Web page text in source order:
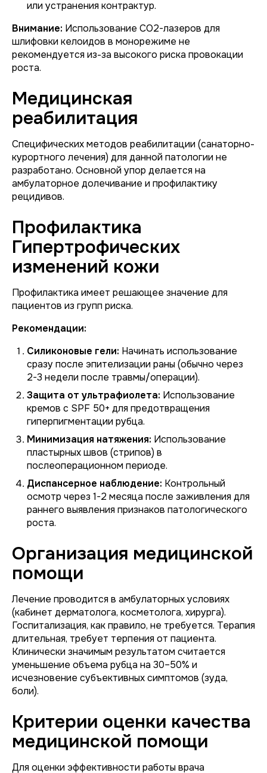
или устранения контрактур.
Внимание: Использование CO2-лазеров для
шлифовки келоидов в монорежиме не
рекомендуется из-за высокого риска провокации
роста.
Медицинская
реабилитация
Специфических методов реабилитации (санаторно-
курортного лечения) для данной патологии не
разработано. Основной упор делается на
амбулаторное долечивание и профилактику
рецидивов.
Профилактика
Гипертрофических
изменений кожи
Профилактика имеет решающее значение для
пациентов из групп риска.
Рекомендации:
Силиконовые гели: Начинать использование
сразу после эпителизации раны (обычно через
2-3 недели после травмы/операции).
Защита от ультрафиолета: Использование
кремов с SPF 50+ для предотвращения
гиперпигментации рубца.
Минимизация натяжения: Использование
пластырных швов (стрипов) в
послеоперационном периоде.
Диспансерное наблюдение: Контрольный
осмотр через 1-2 месяца после заживления для
раннего выявления признаков патологического
роста.
Организация медицинской
помощи
Лечение проводится в амбулаторных условиях
(кабинет дерматолога, косметолога, хирурга).
Госпитализация, как правило, не требуется. Терапия
длительная, требует терпения от пациента.
Клинически значимым результатом считается
уменьшение объема рубца на 30–50% и
исчезновение субъективных симптомов (зуда,
боли).
Критерии оценки качества
медицинской помощи
Для оценки эффективности работы врача